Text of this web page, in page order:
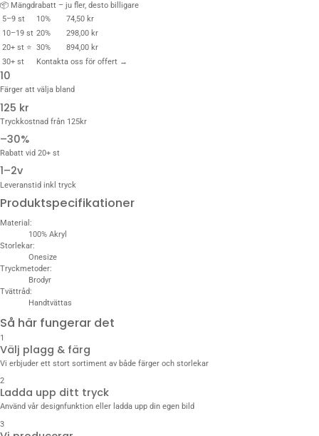
📦 Mängdrabatt – ju fler, desto billigare
5–9 st
10%
74,50 kr
10–19 st 20%
298,00 kr
20+ st ⭐ 30%
894,00 kr
30+ st
Kontakta oss för offert →
10
Färger att välja bland
125 kr
Tryckkostnad från 125kr
–30%
Rabatt vid 20+ st
1–2v
Leveranstid inkl tryck
Produktspecifikationer
Material:
100% Akryl
Storlekar:
Onesize
Tryckmetoder:
Brodyr
Tvättråd:
Handtvättas
Så här fungerar det
1
Välj plagg & färg
Vi erbjuder ett stort sortiment av både färger och storlekar
2
Ladda upp ditt tryck
Använd vår designfunktion eller ladda upp din egen bild
3